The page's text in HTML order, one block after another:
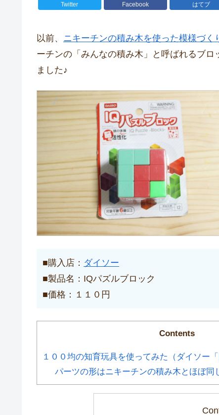
Twitter Facebook はてブ
以前、 ニキーチンの積み木を使った模様づく
ーチンの「みんなの積み木」と呼ばれるブ
ました♪
■購入店： ダイソー
■製品名：IQパズルブロック
■価格：１１０円
Contents
１００均の知育玩具を使ってみた（ダイソー
パーツの形はニキーチンの積み木とほぼ同